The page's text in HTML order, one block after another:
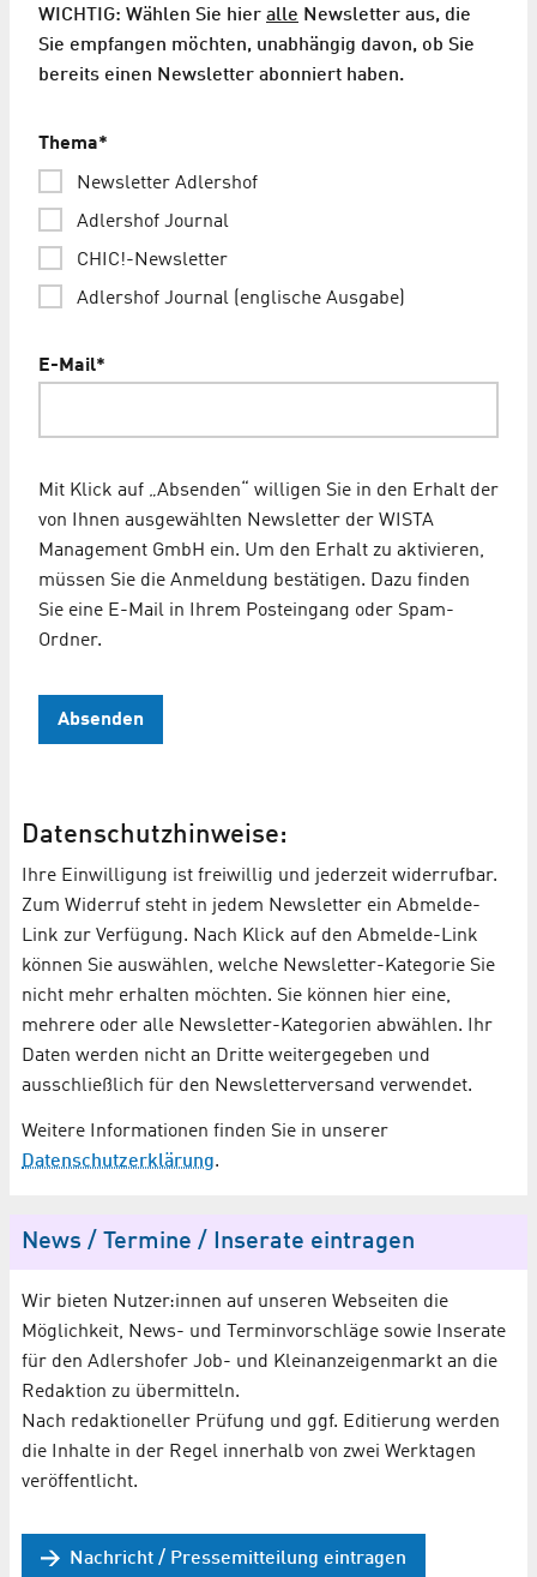
WICHTIG: Wählen Sie hier alle Newsletter aus, die
Sie empfangen möchten, unabhängig davon, ob Sie
bereits einen Newsletter abonniert haben.
Thema*
Newsletter Adlershof
Adlershof Journal
CHIC!-Newsletter
Adlershof Journal (englische Ausgabe)
E-Mail*
Mit Klick auf „Absenden“ willigen Sie in den Erhalt der
von Ihnen ausgewählten Newsletter der WISTA
Management GmbH ein. Um den Erhalt zu aktivieren,
müssen Sie die Anmeldung bestätigen. Dazu finden
Sie eine E-Mail in Ihrem Posteingang oder Spam-
Ordner.
Absenden
Datenschutzhinweise:
Ihre Einwilligung ist freiwillig und jederzeit widerrufbar.
Zum Widerruf steht in jedem Newsletter ein Abmelde-
Link zur Verfügung. Nach Klick auf den Abmelde-Link
können Sie auswählen, welche Newsletter-Kategorie Sie
nicht mehr erhalten möchten. Sie können hier eine,
mehrere oder alle Newsletter-Kategorien abwählen. Ihr
Daten werden nicht an Dritte weitergegeben und
ausschließlich für den Newsletterversand verwendet.
Weitere Informationen finden Sie in unserer
Datenschutzerklärung.
News / Termine / Inserate eintragen
Wir bieten Nutzer:innen auf unseren Webseiten die
Möglichkeit, News- und Terminvorschläge sowie Inserate
für den Adlershofer Job- und Kleinanzeigenmarkt an die
Redaktion zu übermitteln.
Nach redaktioneller Prüfung und ggf. Editierung werden
die Inhalte in der Regel innerhalb von zwei Werktagen
veröffentlicht.
Nachricht / Pressemitteilung eintragen